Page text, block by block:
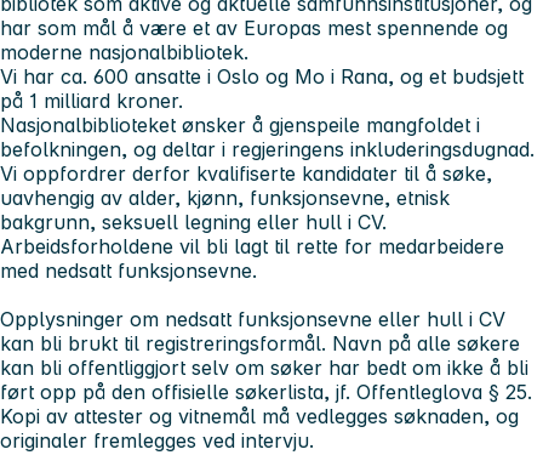
har som mål å være et av Europas mest spennende og
moderne nasjonalbibliotek.
Vi har ca. 600 ansatte i Oslo og Mo i Rana, og et budsjett
på 1 milliard kroner.
Nasjonalbiblioteket ønsker å gjenspeile mangfoldet i
befolkningen, og deltar i regjeringens inkluderingsdugnad.
Vi oppfordrer derfor kvalifiserte kandidater til å søke,
uavhengig av alder, kjønn, funksjonsevne, etnisk
bakgrunn, seksuell legning eller hull i CV.
Arbeidsforholdene vil bli lagt til rette for medarbeidere
med nedsatt funksjonsevne.
Opplysninger om nedsatt funksjonsevne eller hull i CV
kan bli brukt til registreringsformål. Navn på alle søkere
kan bli offentliggjort selv om søker har bedt om ikke å bli
ført opp på den offisielle søkerlista, jf. Offentleglova § 25.
Kopi av attester og vitnemål må vedlegges søknaden, og
originaler fremlegges ved intervju.